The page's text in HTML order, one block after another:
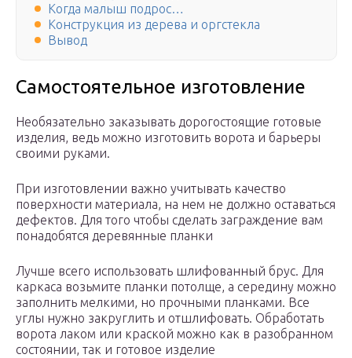
Когда малыш подрос…
Конструкция из дерева и оргстекла
Вывод
Самостоятельное изготовление
Необязательно заказывать дорогостоящие готовые
изделия, ведь можно изготовить ворота и барьеры
своими руками.
При изготовлении важно учитывать качество
поверхности материала, на нем не должно оставаться
дефектов. Для того чтобы сделать заграждение вам
понадобятся деревянные планки
Лучше всего использовать шлифованный брус. Для
каркаса возьмите планки потолще, а середину можно
заполнить мелкими, но прочными планками. Все
углы нужно закруглить и отшлифовать. Обработать
ворота лаком или краской можно как в разобранном
состоянии, так и готовое изделие